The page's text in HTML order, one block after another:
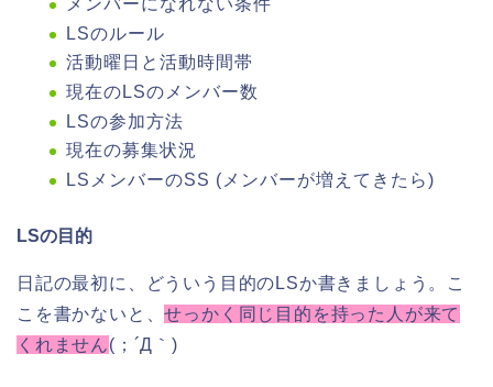
メンバーになれない条件
LSのルール
活動曜日と活動時間帯
現在のLSのメンバー数
LSの参加方法
現在の募集状況
LSメンバーのSS (メンバーが増えてきたら)
LSの目的
日記の最初に、どういう目的のLSか書きましょう。こ
こを書かないと、せっかく同じ目的を持った人が来て
くれません(；´Д｀)